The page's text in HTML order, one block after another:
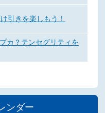
ンダー
引きを楽しもう！
カ？テンセグリティを